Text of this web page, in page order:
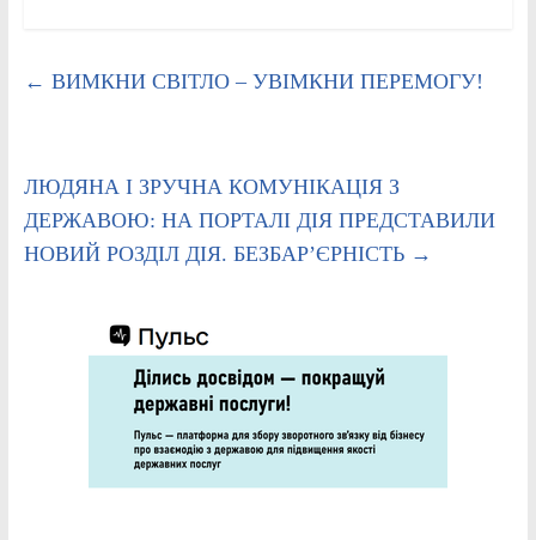
← ВИМКНИ СВІТЛО – УВІМКНИ ПЕРЕМОГУ!
ЛЮДЯНА І ЗРУЧНА КОМУНІКАЦІЯ З
ДЕРЖАВОЮ: НА ПОРТАЛІ ДІЯ ПРЕДСТАВИЛИ
НОВИЙ РОЗДІЛ ДІЯ. БЕЗБАР’ЄРНІСТЬ →